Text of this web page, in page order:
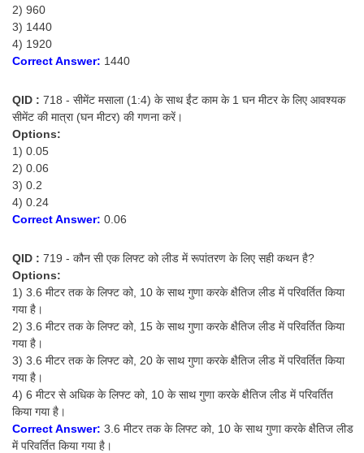
2) 960
3) 1440
4) 1920
Correct Answer: 1440
QID : 718 - सीमेंट मसाला (1:4) के साथ ईंट काम के 1 घन मीटर के लिए आवश्यक
सीमेंट की मात्रा (घन मीटर) की गणना करें।
Options:
1) 0.05
2) 0.06
3) 0.2
4) 0.24
Correct Answer: 0.06
QID : 719 - कौन सी एक लिफ्ट को लीड में रूपांतरण के लिए सही कथन है?
Options:
1) 3.6 मीटर तक के लिफ्ट को, 10 के साथ गुणा करके क्षैतिज लीड में परिवर्तित किया
गया है।
2) 3.6 मीटर तक के लिफ्ट को, 15 के साथ गुणा करके क्षैतिज लीड में परिवर्तित किया
गया है।
3) 3.6 मीटर तक के लिफ्ट को, 20 के साथ गुणा करके क्षैतिज लीड में परिवर्तित किया
गया है।
4) 6 मीटर से अधिक के लिफ्ट को, 10 के साथ गुणा करके क्षैतिज लीड में परिवर्तित
किया गया है।
Correct Answer: 3.6 मीटर तक के लिफ्ट को, 10 के साथ गुणा करके क्षैतिज लीड
में परिवर्तित किया गया है।